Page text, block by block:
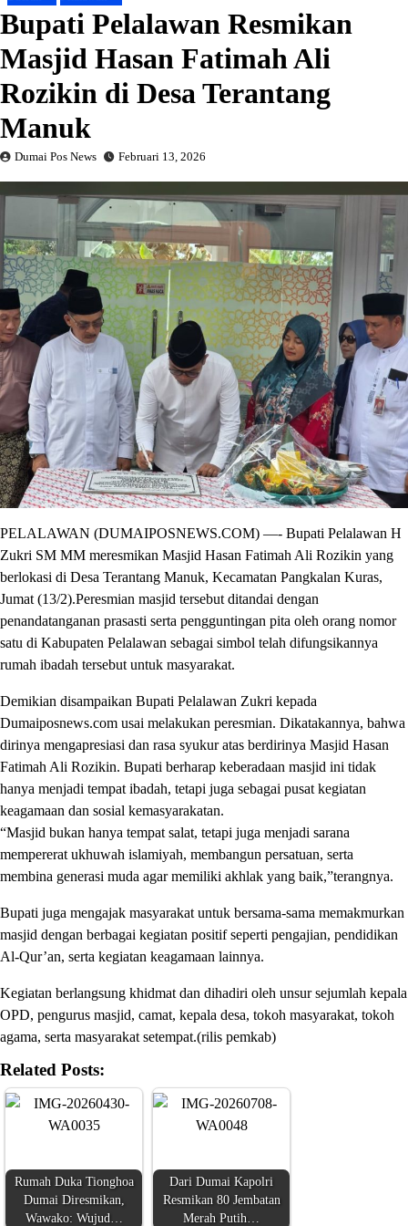
Bupati Pelalawan Resmikan
Masjid Hasan Fatimah Ali
Rozikin di Desa Terantang
Manuk
Dumai Pos News Februari 13, 2026
PELALAWAN (DUMAIPOSNEWS.COM) —- Bupati Pelalawan H
Zukri SM MM meresmikan Masjid Hasan Fatimah Ali Rozikin yang
berlokasi di Desa Terantang Manuk, Kecamatan Pangkalan Kuras,
Jumat (13/2).Peresmian masjid tersebut ditandai dengan
penandatanganan prasasti serta pengguntingan pita oleh orang nomor
satu di Kabupaten Pelalawan sebagai simbol telah difungsikannya
rumah ibadah tersebut untuk masyarakat.
Demikian disampaikan Bupati Pelalawan Zukri kepada
Dumaiposnews.com usai melakukan peresmian. Dikatakannya, bahwa
dirinya mengapresiasi dan rasa syukur atas berdirinya Masjid Hasan
Fatimah Ali Rozikin. Bupati berharap keberadaan masjid ini tidak
hanya menjadi tempat ibadah, tetapi juga sebagai pusat kegiatan
keagamaan dan sosial kemasyarakatan.
“Masjid bukan hanya tempat salat, tetapi juga menjadi sarana
mempererat ukhuwah islamiyah, membangun persatuan, serta
membina generasi muda agar memiliki akhlak yang baik,”terangnya.
Bupati juga mengajak masyarakat untuk bersama-sama memakmurkan
masjid dengan berbagai kegiatan positif seperti pengajian, pendidikan
Al-Qur’an, serta kegiatan keagamaan lainnya.
Kegiatan berlangsung khidmat dan dihadiri oleh unsur sejumlah kepala
OPD, pengurus masjid, camat, kepala desa, tokoh masyarakat, tokoh
agama, serta masyarakat setempat.(rilis pemkab)
Related Posts:
Rumah Duka Tionghoa
Dumai Diresmikan,
Wawako: Wujud…
Dari Dumai Kapolri
Resmikan 80 Jembatan
Merah Putih…